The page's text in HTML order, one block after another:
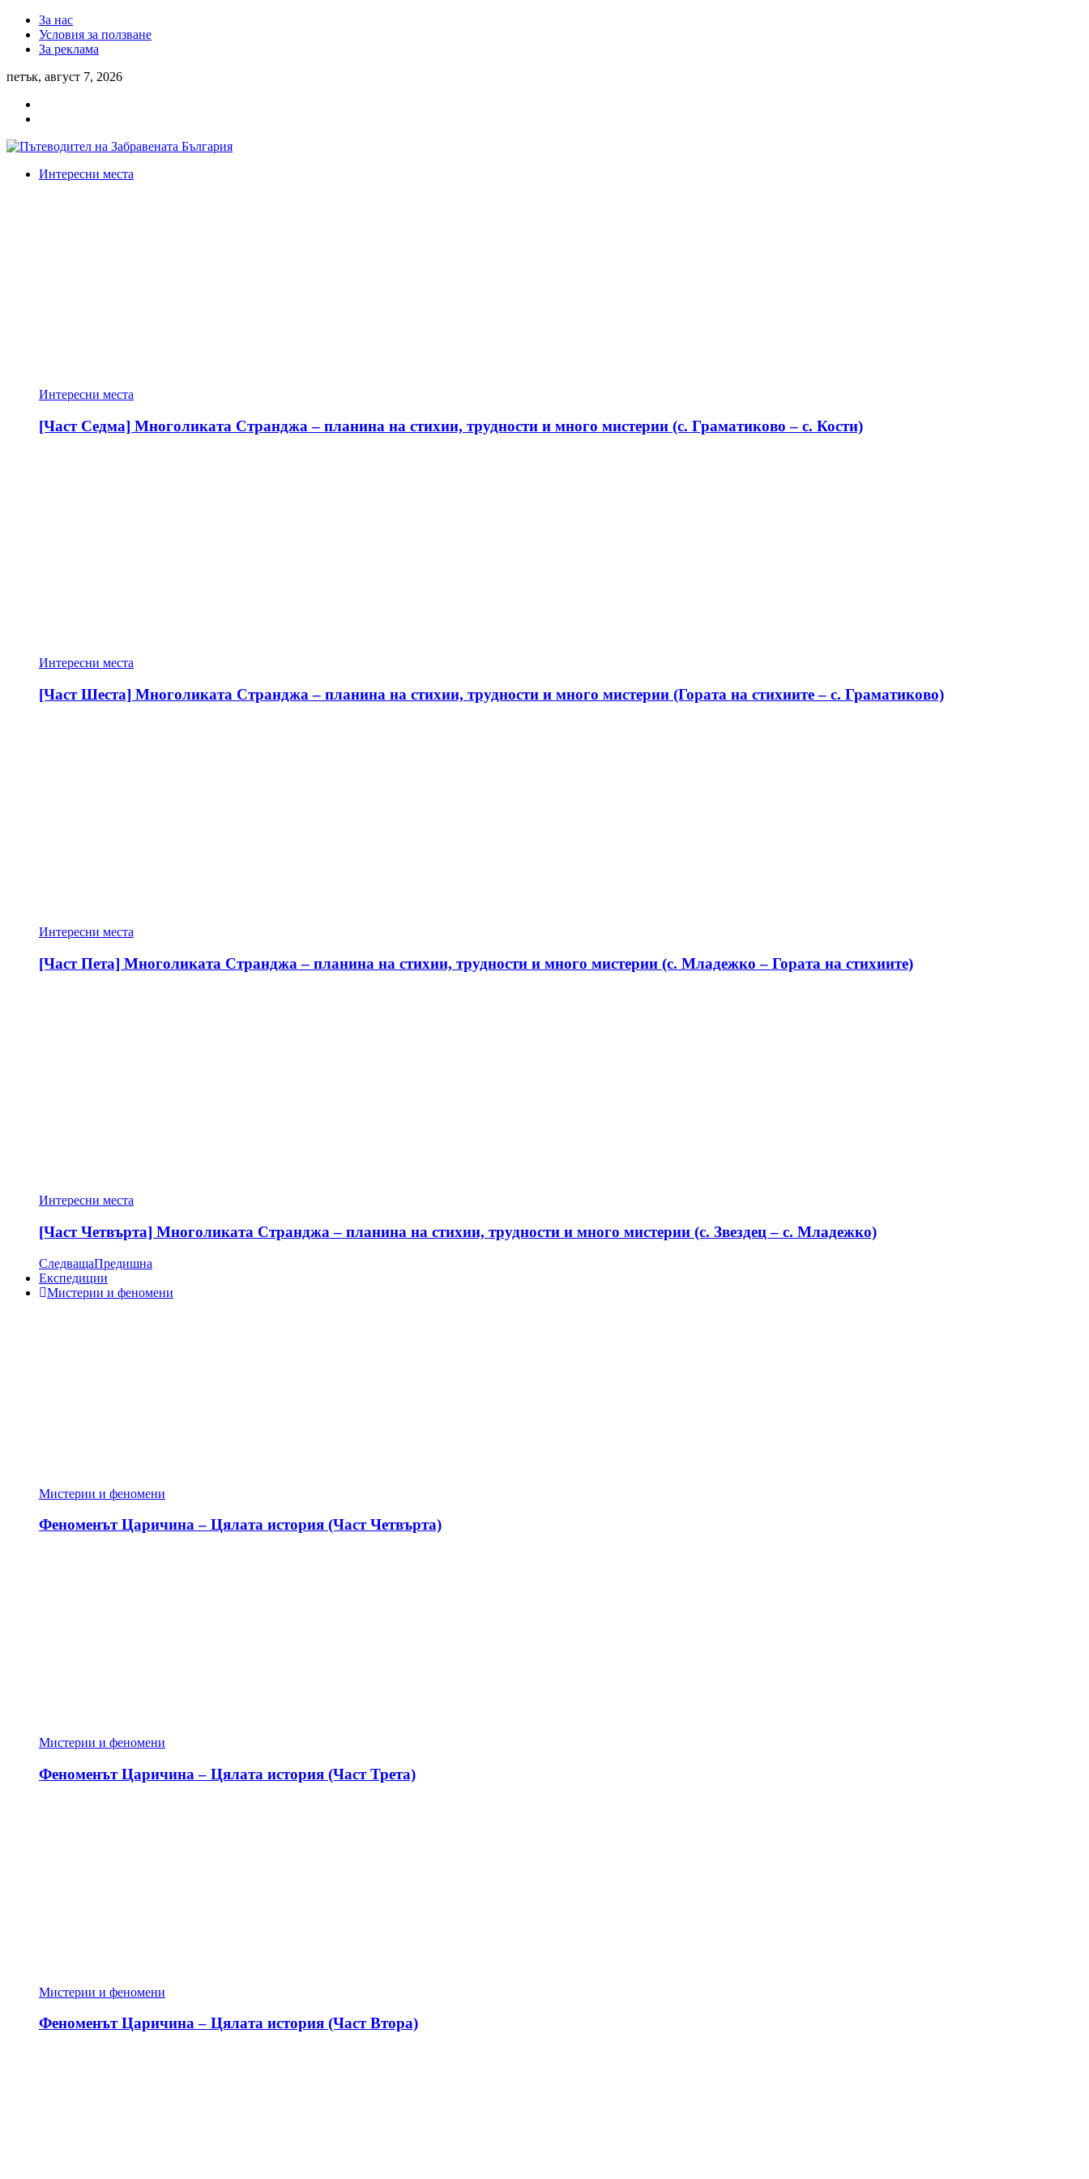
За нас
Условия за ползване
За реклама
петък, август 7, 2026
Интересни места
Интересни места
[Част Седма] Многоликата Странджа – планина на стихии, трудности и много мистерии (с. Граматиково – с. Кости)
Интересни места
[Част Шеста] Многоликата Странджа – планина на стихии, трудности и много мистерии (Гората на стихиите – с. Граматиково)
Интересни места
[Част Пета] Многоликата Странджа – планина на стихии, трудности и много мистерии (с. Младежко – Гората на стихиите)
Интересни места
[Част Четвърта] Многоликата Странджа – планина на стихии, трудности и много мистерии (с. Звездец – с. Младежко)
СледващаПредишна
Експедиции
Мистерии и феномени
Мистерии и феномени
Феноменът Царичина – Цялата история (Част Четвърта)
Мистерии и феномени
Феноменът Царичина – Цялата история (Част Трета)
Мистерии и феномени
Феноменът Царичина – Цялата история (Част Втора)